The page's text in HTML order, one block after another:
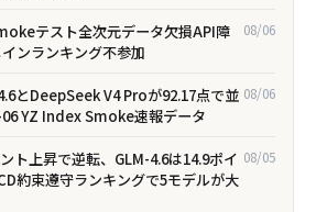
テスト全次元データ欠損――API障
ンランキング不参加
08/06
とDeepSeek V4 Proが92.17点で並
YZ Index Smoke速報データ
08/06
ト上昇で逆転、GLM-4.6は14.9ポイ
約束遵守ランキングで5モデルが大
08/05